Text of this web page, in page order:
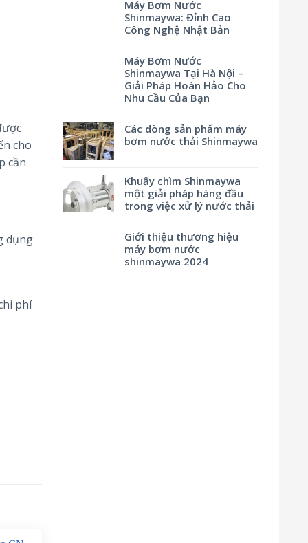
Máy Bơm Nước
Shinmaywa: Đỉnh Cao
Công Nghệ Nhật Bản
Máy Bơm Nước
Shinmaywa Tại Hà Nội –
Giải Pháp Hoàn Hảo Cho
Nhu Cầu Của Bạn
Các dòng sản phẩm máy
bơm nước thải Shinmaywa
Khuấy chìm Shinmaywa
một giải pháp hàng đầu
trong việc xử lý nước thải
Giới thiệu thương hiệu
máy bơm nước
shinmaywa 2024
cho
cần
dụng
phí